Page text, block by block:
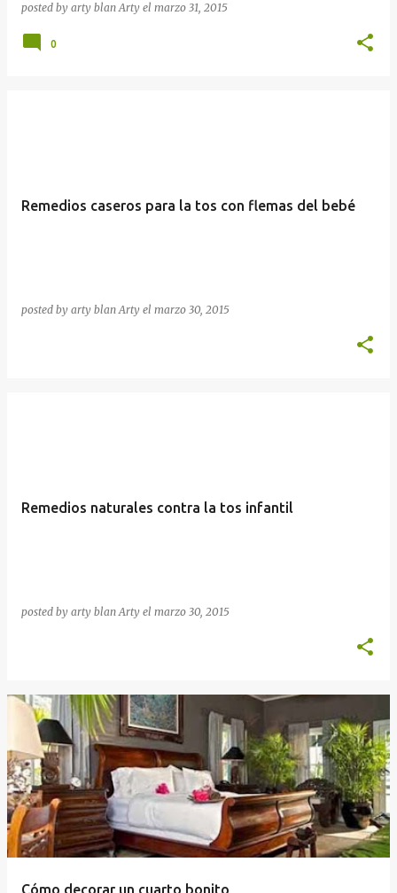
posted by arty blanArty el marzo 31, 2015
0
Remedios caseros para la tos con flemas del bebé
posted by arty blanArty el marzo 30, 2015
Remedios naturales contra la tos infantil
posted by arty blanArty el marzo 30, 2015
Cómo decorar un cuarto bonito